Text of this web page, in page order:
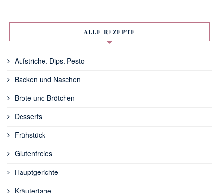
ALLE REZEPTE
Aufstriche, Dips, Pesto
Backen und Naschen
Brote und Brötchen
Desserts
Frühstück
Glutenfreies
Hauptgerichte
Kräutertage